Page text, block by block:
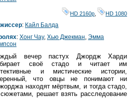
HD 2160р HD 1080
: Кайл Балда
: Хонг Чау, Хью Джекман Эмма
вечер пастух Джордж Харди
своё стадо и читает им
и мистические истории,
что овцы не понимают ни
находят мёртвым, и тогда стадо,
решает взять расследование